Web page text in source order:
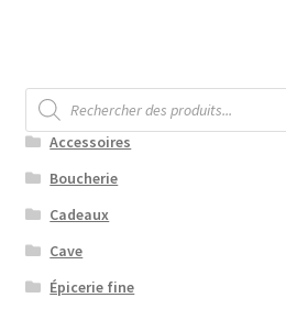
Recherche
de
produits
Accessoires
Boucherie
Cadeaux
Cave
Épicerie fine